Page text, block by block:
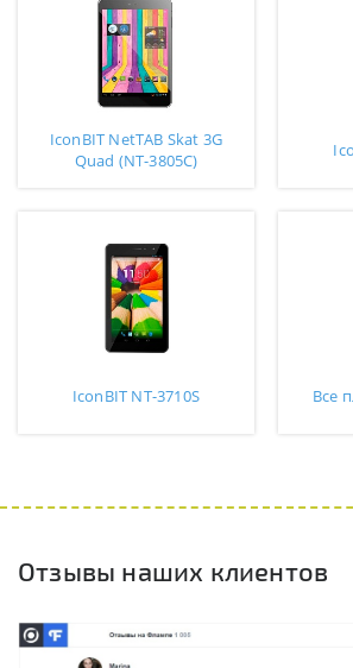
IconBIT NetTAB Skat 3G
Quad (NT-3805C)
IconBIT NT-3710S Все
Отзывы наших клиентов